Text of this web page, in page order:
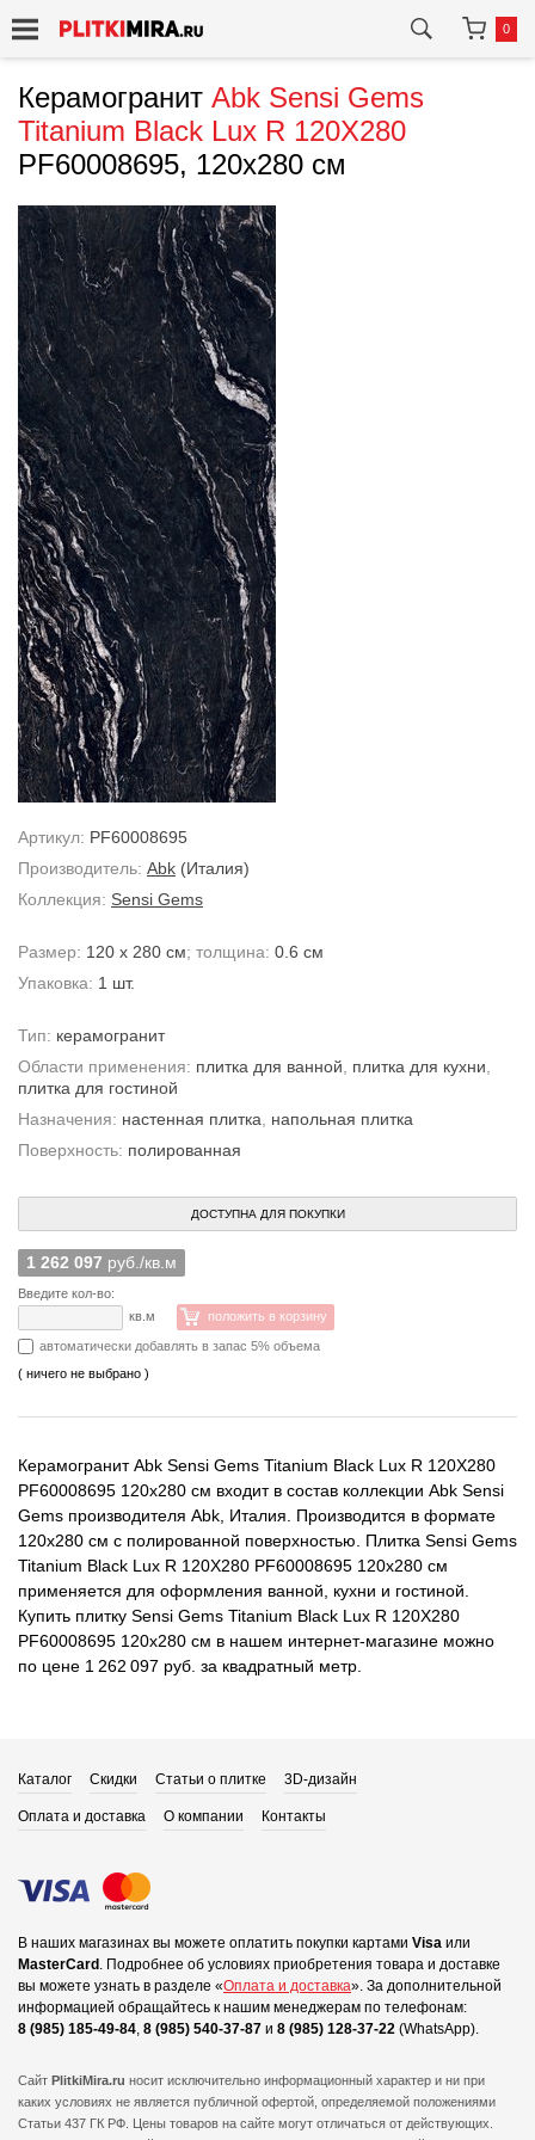
0
Керамогранит Abk Sensi Gems
Titanium Black Lux R 120X280
PF60008695, 120x280 см
Артикул: PF60008695
Производитель: Abk (Италия)
Коллекция: Sensi Gems
Размер: 120 x 280 см; толщина: 0.6 см
Упаковка: 1 шт.
Тип: керамогранит
Области применения: плитка для ванной плитка для кухни
плитка для гостиной
Назначения: настенная плитка
напольная плитка
Поверхность: полированная
ДОСТУПНА ДЛЯ ПОКУПКИ
1 262 097 руб./кв.м
Введите кол-во:
кв.м
положить в корзину
автоматически добавлять в запас 5% объема
( ничего не выбрано )
Керамогранит Abk Sensi Gems Titanium Black Lux R 120X280
PF60008695 120x280 см входит в состав коллекции Abk Sensi
Gems производителя Abk, Италия. Производится в формате
120x280 см с полированной поверхностью. Плитка Sensi Gems
Titanium Black Lux R 120X280 PF60008695 120x280 см
применяется для оформления ванной, кухни и гостиной.
Купить плитку Sensi Gems Titanium Black Lux R 120X280
PF60008695 120x280 см в нашем интернет-магазине можно
по цене 1 262 097 руб. за квадратный метр.
Каталог Скидки Статьи о плитке 3D-дизайн
Оплата и доставка О компании Контакты
В наших магазинах вы можете оплатить покупки картами Visa или
MasterCard . Подробнее об условиях приобретения товара и доставке
вы можете узнать в разделе «Оплата и доставка». За дополнительной
информацией обращайтесь к нашим менеджерам по телефонам:
8 (985) 185-49-84, 8 (985) 540-37-87 и 8 (985) 128-37-22 (WhatsApp).
Сайт PlitkiMira.ru носит исключительно информационный характер и ни при
каких условиях не является публичной офертой, определяемой положениями
Статьи 437 ГК РФ. Цены товаров на сайте могут отличаться от действующих.